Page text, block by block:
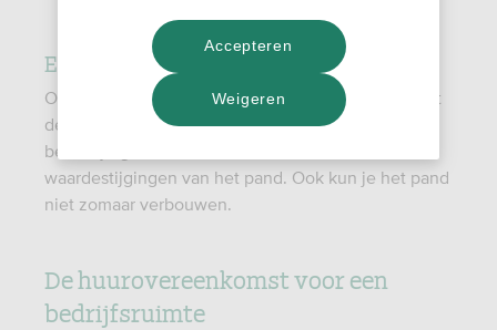
Een bedrijfspand huren: de nadelen
Op de lange termijn kan huren duur worden, omdat
de huurprijs meestal jaarlijks oploopt. Daarnaast
behaal je geen voordeel uit eventuele
waardestijgingen van het pand. Ook kun je het pand
niet zomaar verbouwen.
De huurovereenkomst voor een
bedrijfsruimte
Weigeren
Accepteren